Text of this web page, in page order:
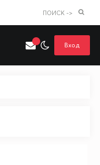
ПОИСК ->
Вход